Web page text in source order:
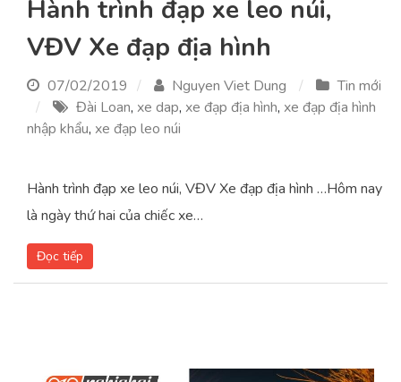
Hành trình đạp xe leo núi,
VĐV Xe đạp địa hình
07/02/2019 Nguyen Viet Dung
Tin mới
Đài Loan, xe dap, xe đạp địa hình, xe đạp địa hình
nhập khẩu, xe đạp leo núi
Hành trình đạp xe leo núi, VĐV Xe đạp địa hình …Hôm nay
là ngày thứ hai của chiếc xe…
Đọc tiếp